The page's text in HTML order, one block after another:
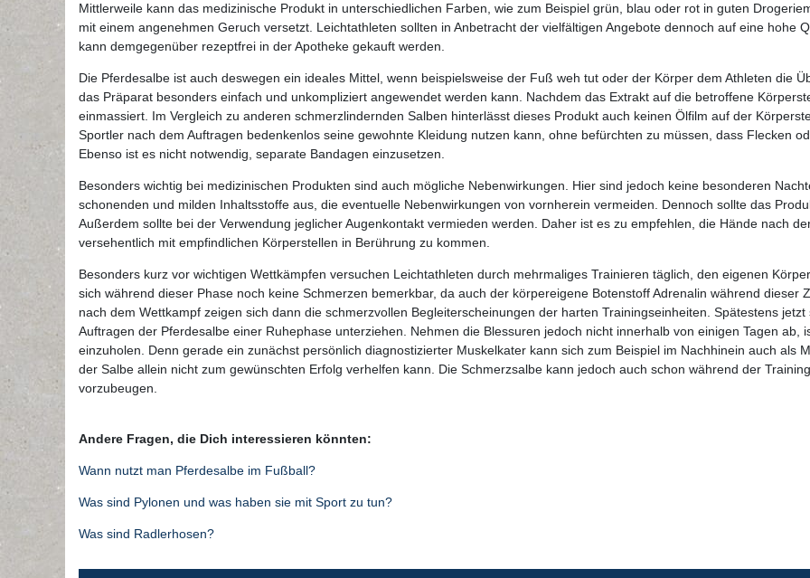
Mittlerweile kann das medizinische Produkt in unterschiedlichen Farben, wie zum Beispiel grün, blau oder rot in guten
mit einem angenehmen Geruch versetzt. Leichtathleten sollten in Anbetracht der vielfältigen Angebote dennoch auf eine hohe
kann demgegenüber rezeptfrei in der Apotheke gekauft werden.
Die Pferdesalbe ist auch deswegen ein ideales Mittel, wenn beispielsweise der Fuß weh tut oder der Körper dem Athleten die
das Präparat besonders einfach und unkompliziert angewendet werden kann. Nachdem das Extrakt auf die betroffene
einmassiert. Im Vergleich zu anderen schmerzlindernden Salben hinterlässt dieses Produkt auch keinen Ölfilm auf der
Sportler nach dem Auftragen bedenkenlos seine gewohnte Kleidung nutzen kann, ohne befürchten zu müssen, dass Flecken
Ebenso ist es nicht notwendig, separate Bandagen einzusetzen.
Besonders wichtig bei medizinischen Produkten sind auch mögliche Nebenwirkungen. Hier sind jedoch keine besonderen
schonenden und milden Inhaltsstoffe aus, die eventuelle Nebenwirkungen von vornherein vermeiden. Dennoch sollte das
Außerdem sollte bei der Verwendung jeglicher Augenkontakt vermieden werden. Daher ist es zu empfehlen, die Hände nach
versehentlich mit empfindlichen Körperstellen in Berührung zu kommen.
Besonders kurz vor wichtigen Wettkämpfen versuchen Leichtathleten durch mehrmaliges Trainieren täglich, den eigenen
sich während dieser Phase noch keine Schmerzen bemerkbar, da auch der körpereigene Botenstoff Adrenalin während dieser
nach dem Wettkampf zeigen sich dann die schmerzvollen Begleiterscheinungen der harten Trainingseinheiten. Spätestens
Auftragen der Pferdesalbe einer Ruhephase unterziehen. Nehmen die Blessuren jedoch nicht innerhalb von einigen Tagen ab,
einzuholen. Denn gerade ein zunächst persönlich diagnostizierter Muskelkater kann sich zum Beispiel im Nachhinein auch als
der Salbe allein nicht zum gewünschten Erfolg verhelfen kann. Die Schmerzsalbe kann jedoch auch schon während der
vorzubeugen.
Andere Fragen, die Dich interessieren könnten:
Wann nutzt man Pferdesalbe im Fußball?
Was sind Pylonen und was haben sie mit Sport zu tun?
Was sind Radlerhosen?